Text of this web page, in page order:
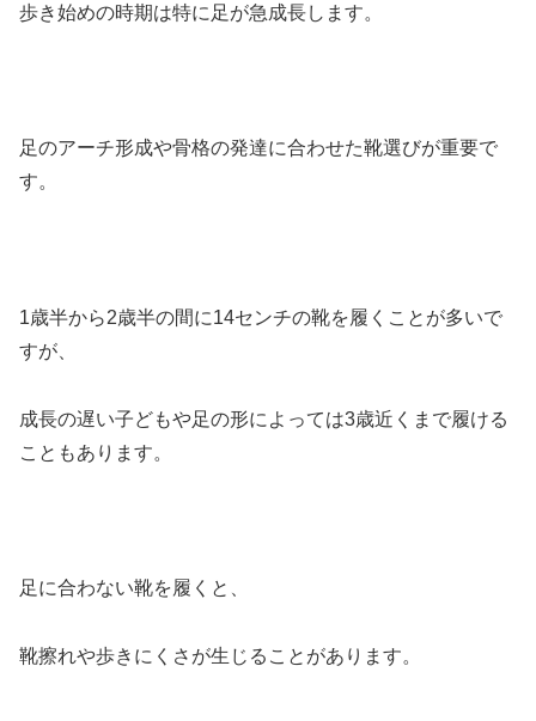
歩き始めの時期は特に足が急成長します。
足のアーチ形成や骨格の発達に合わせた靴選びが重要で
す。
1歳半から2歳半の間に14センチの靴を履くことが多いで
すが、
成長の遅い子どもや足の形によっては3歳近くまで履ける
こともあります。
足に合わない靴を履くと、
靴擦れや歩きにくさが生じることがあります。